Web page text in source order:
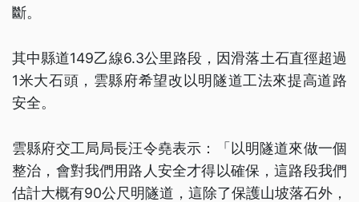
斷。
其中縣道149乙線6.3公里路段，因滑落土石直徑超過
1米大石頭，雲縣府希望改以明隧道工法來提高道路
安全。
雲縣府交工局局長汪令堯表示：「以明隧道來做一個
整治，會對我們用路人安全才得以確保，這路段我們
估計大概有90公尺明隧道，這除了保護山坡落石外，